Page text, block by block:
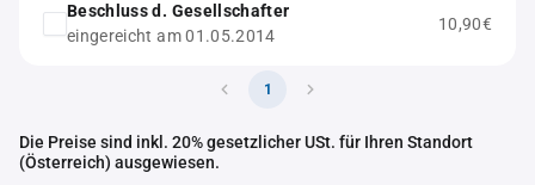
Beschluss d. Gesellschafter
eingereicht am 01.05.2014
10,90€
1
Die Preise sind inkl. 20% gesetzlicher USt. für Ihren Standort
(Österreich) ausgewiesen.